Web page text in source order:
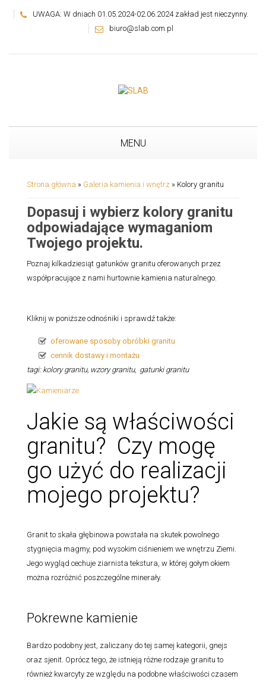
UWAGA: W dniach 01.05.2024-02.06.2024 zakład jest nieczynny.
biuro@slab.com.pl
MENU
Strona główna » Galeria kamienia i wnętrz » Kolory granitu
Dopasuj i wybierz kolory granitu
odpowiadające wymaganiom
Twojego projektu.
Poznaj kilkadziesiąt gatunków granitu oferowanych przez
współpracujące z nami hurtownie kamienia naturalnego.
Kliknij w poniższe odnośniki i sprawdź także:
oferowane sposoby obróbki granitu
cennik dostawy i montażu
tagi: kolory granitu, wzory granitu, gatunki granitu
Jakie są właściwości
granitu? Czy mogę
go użyć do realizacji
mojego projektu?
Granit to skała głębinowa powstała na skutek powolnego
stygnięcia magmy, pod wysokim ciśnieniem we wnętrzu Ziemi.
Jego wygląd cechuje ziarnista tekstura, w której gołym okiem
można rozróżnić poszczególne minerały.
Pokrewne kamienie
Bardzo podobny jest, zaliczany do tej samej kategorii, gnejs
oraz sjenit. Oprócz tego, że istnieją różne rodzaje granitu to
również kwarcyty ze względu na podobne właściwości czasem